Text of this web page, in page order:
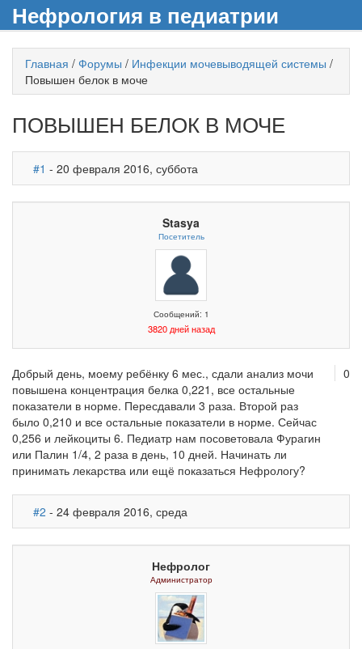
Нефрология в педиатрии
Главная / Форумы / Инфекции мочевыводящей системы /
Повышен белок в моче
ПОВЫШЕН БЕЛОК В МОЧЕ
#1 - 20 февраля 2016, суббота
Stasya
Посетитель
Сообщений: 1
3820 дней назад
0
Добрый день, моему ребёнку 6 мес., сдали анализ мочи
повышена концентрация белка 0,221, все остальные
показатели в норме. Пересдавали 3 раза. Второй раз
было 0,210 и все остальные показатели в норме. Сейчас
0,256 и лейкоциты 6. Педиатр нам посоветовала Фурагин
или Палин 1/4, 2 раза в день, 10 дней. Начинать ли
принимать лекарства или ещё показаться Нефрологу?
#2 - 24 февраля 2016, среда
Нефролог
Администратор